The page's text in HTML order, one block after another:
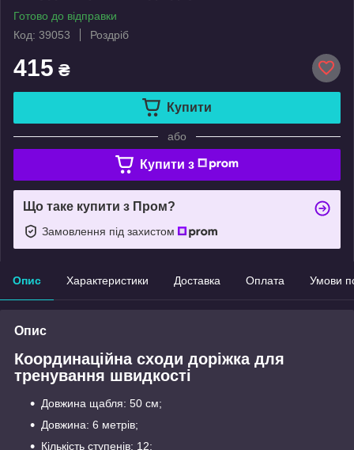
Готово до відправки
Код: 39053
Роздріб
415 ₴
Купити
або
Купити з
Що таке купити з Пром?
Замовлення під захистом
Опис Характеристики Доставка Оплата Умови
Опис
Координаційна сходи доріжка для
тренування швидкості
Довжина щабля: 50 см;
Довжина: 6 метрів;
Кількість ступенів: 12;